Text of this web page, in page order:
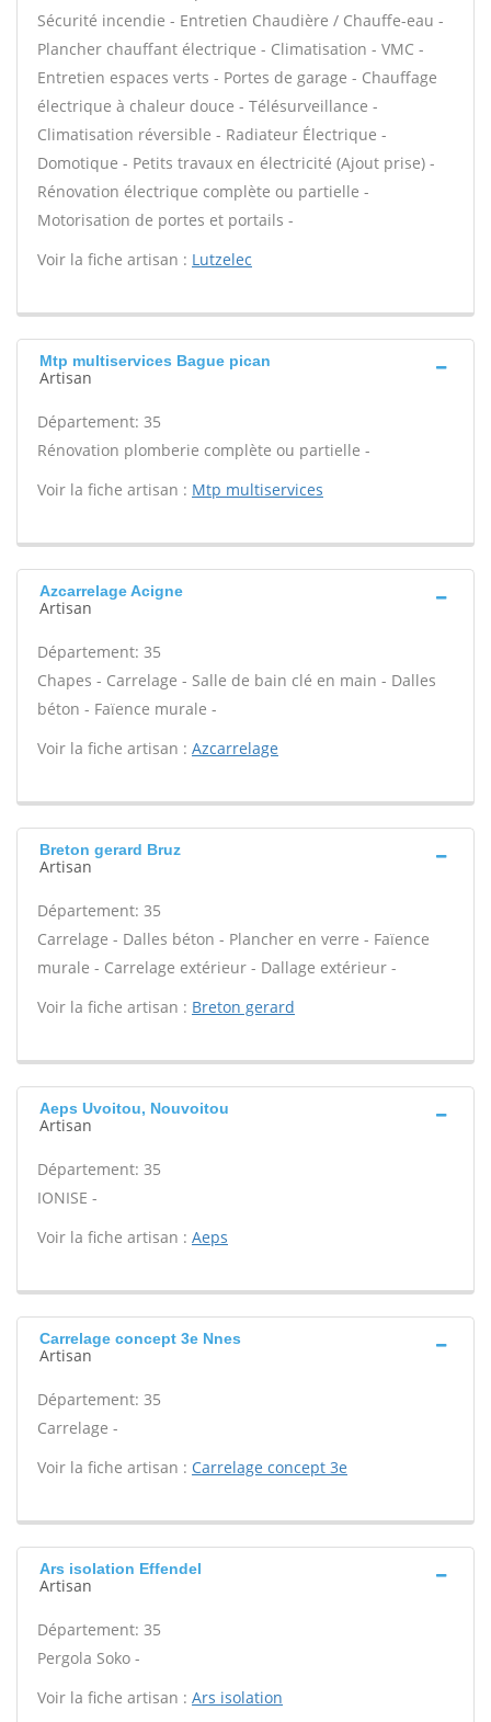
Sécurité incendie - Entretien Chaudière / Chauffe-eau -
Plancher chauffant électrique - Climatisation - VMC -
Entretien espaces verts - Portes de garage - Chauffage
électrique à chaleur douce - Télésurveillance -
Climatisation réversible - Radiateur Électrique -
Domotique - Petits travaux en électricité (Ajout prise) -
Rénovation électrique complète ou partielle -
Motorisation de portes et portails -
Voir la fiche artisan : Lutzelec
Mtp multiservices Bague pican
Artisan
Département: 35
Rénovation plomberie complète ou partielle -
Voir la fiche artisan : Mtp multiservices
Azcarrelage Acigne
Artisan
Département: 35
Chapes - Carrelage - Salle de bain clé en main - Dalles
béton - Faïence murale -
Voir la fiche artisan : Azcarrelage
Breton gerard Bruz
Artisan
Département: 35
Carrelage - Dalles béton - Plancher en verre - Faïence
murale - Carrelage extérieur - Dallage extérieur -
Voir la fiche artisan : Breton gerard
Aeps Uvoitou, Nouvoitou
Artisan
Département: 35
IONISE -
Voir la fiche artisan : Aeps
Carrelage concept 3e Nnes
Artisan
Département: 35
Carrelage -
Voir la fiche artisan : Carrelage concept 3e
Ars isolation Effendel
Artisan
Département: 35
Pergola Soko -
Voir la fiche artisan : Ars isolation